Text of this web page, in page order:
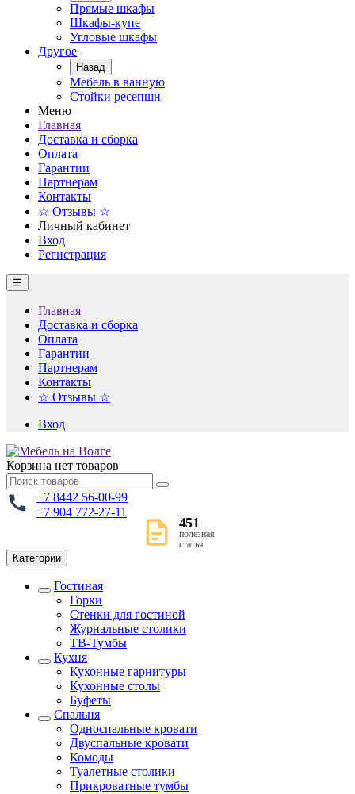
Прямые шкафы
Шкафы-купе
Угловые шкафы
Другое
Назад
Мебель в ванную
Стойки ресепшн
Меню
Главная
Доставка и сборка
Оплата
Гарантии
Партнерам
Контакты
☆ Отзывы ☆
Личный кабинет
Вход
Регистрация
☰
Главная
Доставка и сборка
Оплата
Гарантии
Партнерам
Контакты
☆ Отзывы ☆
Вход
Корзина нет товаров
+7 8442 56-00-99
+7 904 772-27-11
451
полезная
статья
Категории
Гостиная
Горки
Стенки для гостиной
Журнальные столики
TВ-Тумбы
Кухня
Кухонные гарнитуры
Кухонные столы
Буфеты
Спальня
Односпальные кровати
Двуспальные кровати
Комоды
Туалетные столики
Прикроватные тумбы